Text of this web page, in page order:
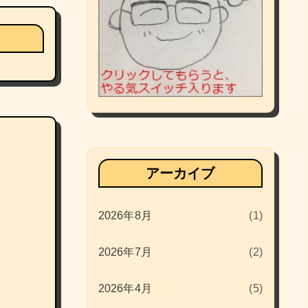
アーカイブ
2026年8月 (1)
2026年7月 (2)
2026年4月 (5)